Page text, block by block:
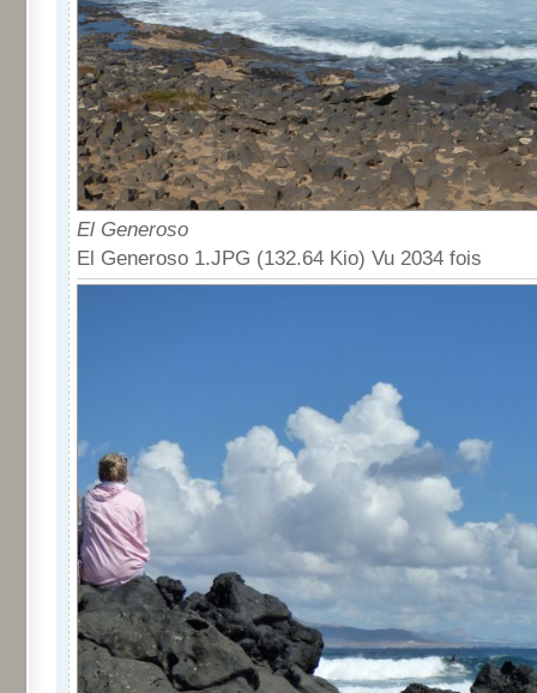
El Generoso
El Generoso 1.JPG (132.64 Kio) Vu 2034 fois